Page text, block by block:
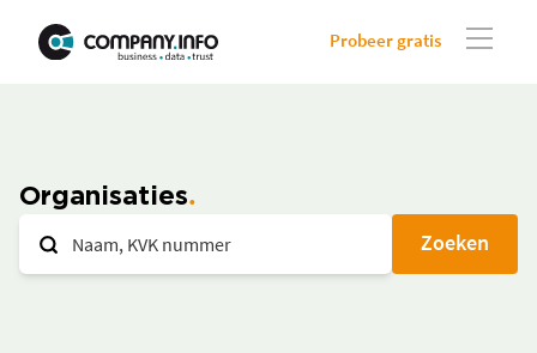
Probeer gratis
Organisaties
Zoeken